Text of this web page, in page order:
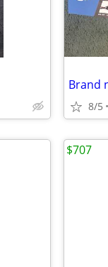
8/5
$707